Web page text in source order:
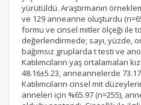
yürütüldü. Araştırmanın
ve 129 anneanne oluşturdu
formu ve cinsel mitler ölçeği ile
değerlendirmede; sayı, yüzde,
bağımsız gruplarda t testi ve
Katılımcıların yaş ortalamaları
48.16±5.23, anneannelerde
Katılımcıların cinsel mit
anneleri için %65.97 (n=255),